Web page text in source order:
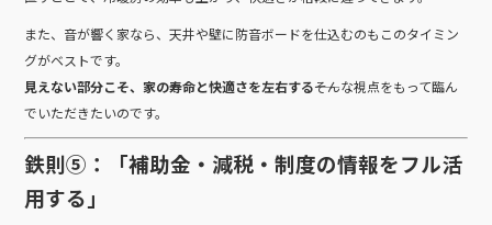
また、音が響く家なら、天井や壁に防音ボードを仕込むのもこのタイミン
グがベストです。
見えない部分こそ、家の寿命と快適さを左右する――そんな視点をもって臨ん
でいただきたいのです。
鉄則⑤：「補助金・減税・制度の情報をフル活
用する」